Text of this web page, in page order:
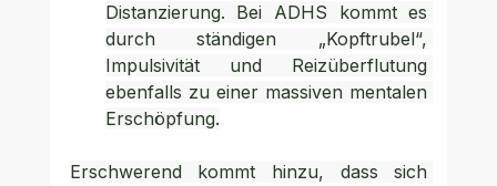
Distanzierung. Bei ADHS kommt es
durch ständigen „Kopftrubel“,
Impulsivität und Reizüberflutung
ebenfalls zu einer massiven mentalen
Erschöpfung.
Erschwerend kommt hinzu, dass sich